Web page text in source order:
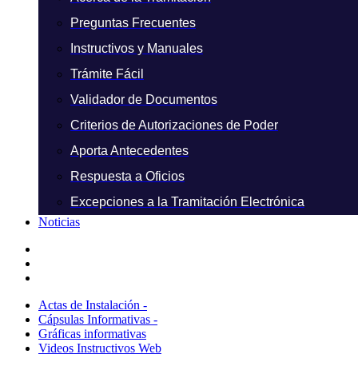
Preguntas Frecuentes
Instructivos y Manuales
Trámite Fácil
Validador de Documentos
Criterios de Autorizaciones de Poder
Aporta Antecedentes
Respuesta a Oficios
Excepciones a la Tramitación Electrónica
Noticias
Actas de Instalación -
Cápsulas Informativas -
Gráficas informativas
Videos Instructivos Web